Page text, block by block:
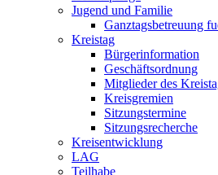
Jugend und Familie
Ganztagsbetreuung
Kreistag
Bürgerinformation
Geschäftsordnung
Mitglieder des
Kreisgremien
Sitzungstermine
Sitzungsrecherche
Kreisentwicklung
LAG
Teilhabe